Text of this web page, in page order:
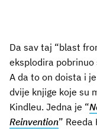
Da sav taj “blast
eksplodira pobrinuo
A da to on doista i
dvije knjige koje su
Kindleu. Jedna je “
Reinvention” Reeda